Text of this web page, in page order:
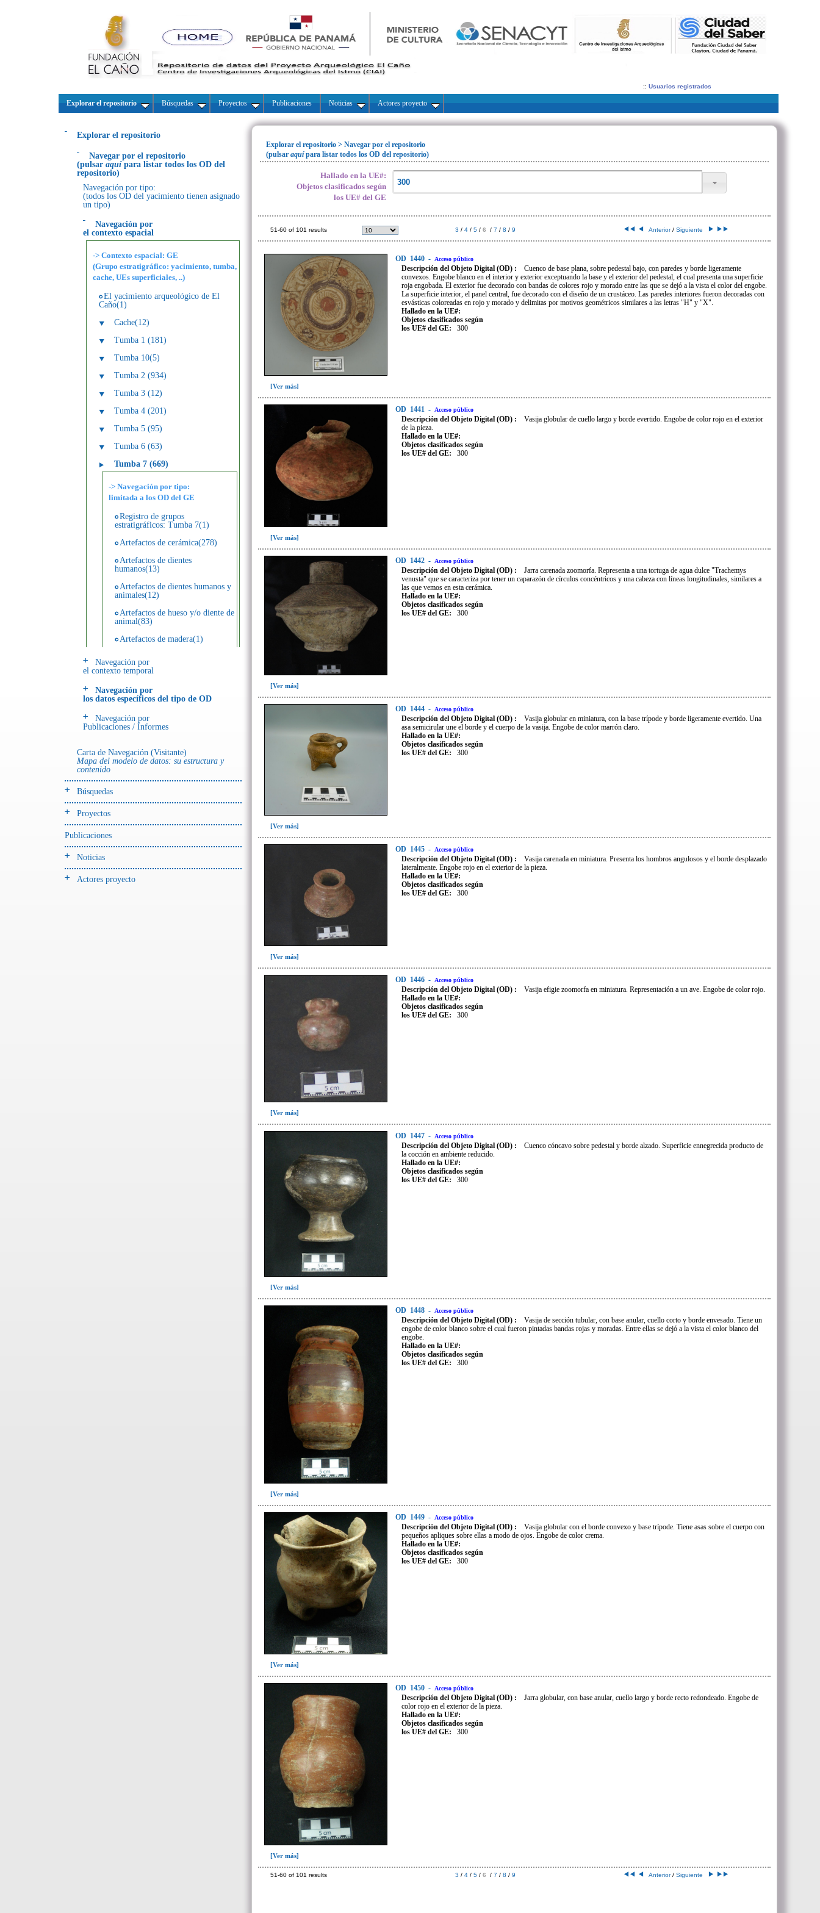
:: Usuarios registrados
Explorar el repositorio Búsquedas Proyectos Publicaciones Noticias Actores proyecto
Explorar el repositorio
Navegar por el repositorio
(pulsar aquí para listar todos los OD del
repositorio)
Navegación por tipo:
(todos los OD del yacimiento tienen asignado
un tipo)
Navegación por
el contexto espacial
-> Contexto espacial: GE
(Grupo estratigráfico: yacimiento, tumba,
cache, UEs superficiales, ..)
El yacimiento arqueológico de El
Caño(1)
Cache(12)
Tumba 1 (181)
Tumba 10(5)
Tumba 2 (934)
Tumba 3 (12)
Tumba 4 (201)
Tumba 5 (95)
Tumba 6 (63)
Tumba 7 (669)
-> Navegación por tipo:
limitada a los OD del GE
Registro de grupos
estratigráficos: Tumba 7(1)
Artefactos de cerámica(278)
Artefactos de dientes
humanos(13)
Artefactos de dientes humanos y
animales(12)
Artefactos de hueso y/o diente de
animal(83)
Artefactos de madera(1)
Artefactos de metal(28)
Artefactos de piedra(55)
Artefactos de resina(11)
Ecofactos de piedra(5)
(individuos)(42)
estratigráficas(113)
ofrenda huesos humanos(1)
- UE# y tipo de UE
donde se halló el objeto
-> Hallado en UE del tipo:
Navegación por
el contexto temporal
Navegación por
los datos específicos del tipo de OD
Navegación por
Publicaciones / Informes
Carta de Navegación (Visitante)
Mapa del modelo de datos: su estructura y
contenido
Búsquedas
Proyectos
Publicaciones
Noticias
Actores proyecto
Explorar el repositorio > Navegar por el repositorio
(pulsar aquípara listar todos los OD del repositorio)
Hallado en la UE#:
Objetos clasificados según
los UE# del GE
51-60 of 101 results 3 / 4 / 5 / 6 / 7 / 8 / 9 Anterior/ Siguiente
OD 1440 - Acceso público
Descripción del Objeto Digital (OD) :
Cuenco de base plana, sobre pedestal bajo, con paredes y borde ligeramente
convexos. Engobe blanco en el interior y exterior exceptuando la base y el exterior del pedestal, el cual presenta una superficie
roja engobada. El exterior fue decorado con bandas de colores rojo y morado entre las que se dejó a la vista el color del engobe.
La superficie interior, el panel central, fue decorado con el diseño de un crustáceo. Las paredes interiores fueron decoradas con
esvásticas coloreadas en rojo y morado y delimitas por motivos geométricos similares a las letras "H" y "X".
Hallado en la UE#:
Objetos clasificados según
los UE# del GE:
300
[Ver más]
OD 1441 - Acceso público
Descripción del Objeto Digital (OD) :
Vasija globular de cuello largo y borde evertido. Engobe de color rojo en el exterior
de la pieza.
Hallado en la UE#:
Objetos clasificados según
los UE# del GE:
300
[Ver más]
OD 1442 - Acceso público
Descripción del Objeto Digital (OD) :
Jarra carenada zoomorfa. Representa a una tortuga de agua dulce "Trachemys
venusta" que se caracteriza por tener un caparazón de círculos concéntricos y una cabeza con líneas longitudinales, similares a
las que vemos en esta cerámica.
Hallado en la UE#:
Objetos clasificados según
los UE# del GE:
300
[Ver más]
OD 1444 - Acceso público
Descripción del Objeto Digital (OD) :
Vasija globular en miniatura, con la base trípode y borde ligeramente evertido. Una
asa semicirular une el borde y el cuerpo de la vasija. Engobe de color marrón claro.
Hallado en la UE#:
Objetos clasificados según
los UE# del GE:
300
[Ver más]
OD 1445 - Acceso público
Descripción del Objeto Digital (OD) :
Vasija carenada en miniatura. Presenta los hombros angulosos y el borde desplazado
lateralmente. Engobe rojo en el exterior de la pieza.
Hallado en la UE#:
Objetos clasificados según
los UE# del GE:
300
[Ver más]
OD 1446 - Acceso público
Descripción del Objeto Digital (OD) :
Vasija efigie zoomorfa en miniatura. Representación a un ave. Engobe de color rojo.
Hallado en la UE#:
Objetos clasificados según
los UE# del GE:
300
[Ver más]
OD 1447 - Acceso público
Descripción del Objeto Digital (OD) :
Cuenco cóncavo sobre pedestal y borde alzado. Superficie ennegrecida producto de
la cocción en ambiente reducido.
Hallado en la UE#:
Objetos clasificados según
los UE# del GE:
300
[Ver más]
OD 1448 - Acceso público
Descripción del Objeto Digital (OD) :
Vasija de sección tubular, con base anular, cuello corto y borde envesado. Tiene un
engobe de color blanco sobre el cual fueron pintadas bandas rojas y moradas. Entre ellas se dejó a la vista el color blanco del
engobe.
Hallado en la UE#:
Objetos clasificados según
los UE# del GE:
300
[Ver más]
OD 1449 - Acceso público
Descripción del Objeto Digital (OD) :
Vasija globular con el borde convexo y base trípode. Tiene asas sobre el cuerpo con
pequeños apliques sobre ellas a modo de ojos. Engobe de color crema.
Hallado en la UE#:
Objetos clasificados según
los UE# del GE:
300
[Ver más]
OD 1450 - Acceso público
Descripción del Objeto Digital (OD) :
Jarra globular, con base anular, cuello largo y borde recto redondeado. Engobe de
color rojo en el exterior de la pieza.
Hallado en la UE#:
Objetos clasificados según
los UE# del GE:
300
[Ver más]
51-60 of 101 results 3 / 4 / 5 / 6 / 7 / 8 / 9 Anterior/ Siguiente